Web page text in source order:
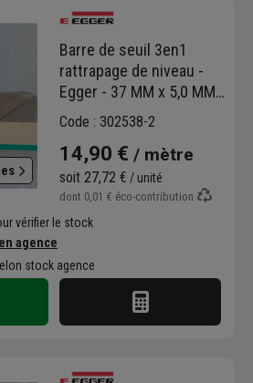
Barre de seuil 3en1
rattrapage de niveau -
Egger - 37 MM x 5,0 MM
x 1,86 M - Aluminium
Blanc
Code : 302538-2
14,90 € / mètre
soit 27,72 € / unité
dont 0,01 € éco-contribution
vérifier le stock
agence
stock agence